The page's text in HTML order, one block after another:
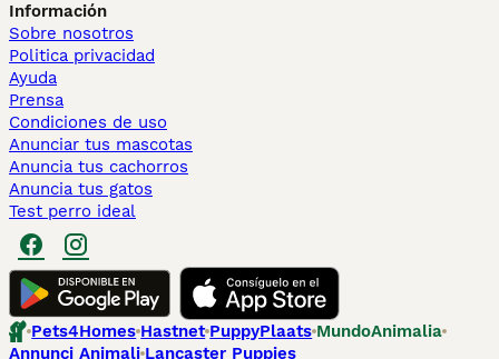
Información
Sobre nosotros
Politica privacidad
Ayuda
Prensa
Condiciones de uso
Anunciar tus mascotas
Anuncia tus cachorros
Anuncia tus gatos
Test perro ideal
Pets4Homes Hastnet PuppyPlaats MundoAnimalia
Annunci Animali Lancaster Puppies